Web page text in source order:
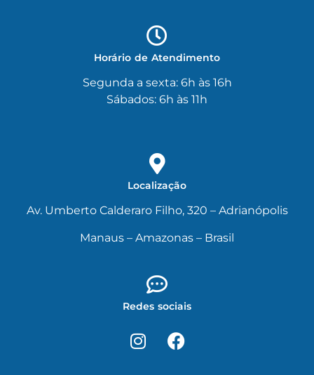
Horário de Atendimento
Segunda a sexta: 6h às 16h
Sábados: 6h às 11h
Localização
Av. Umberto Calderaro Filho, 320 – Adrianópolis
Manaus – Amazonas – Brasil
Redes sociais